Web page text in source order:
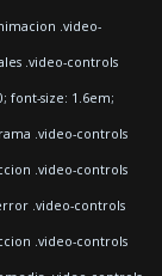
.video-
.video-controls
font-size: 1.6em;
.video-controls
.video-controls
.video-controls
.video-controls